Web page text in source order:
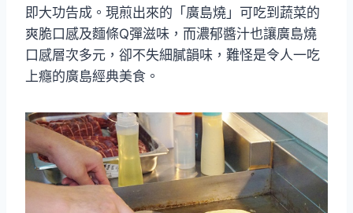
即大功告成。現煎出來的「廣島燒」可吃到蔬菜的
爽脆口感及麵條Q彈滋味，而濃郁醬汁也讓廣島燒
口感層次多元，卻不失細膩韻味，難怪是令人一吃
上癮的廣島經典美食。